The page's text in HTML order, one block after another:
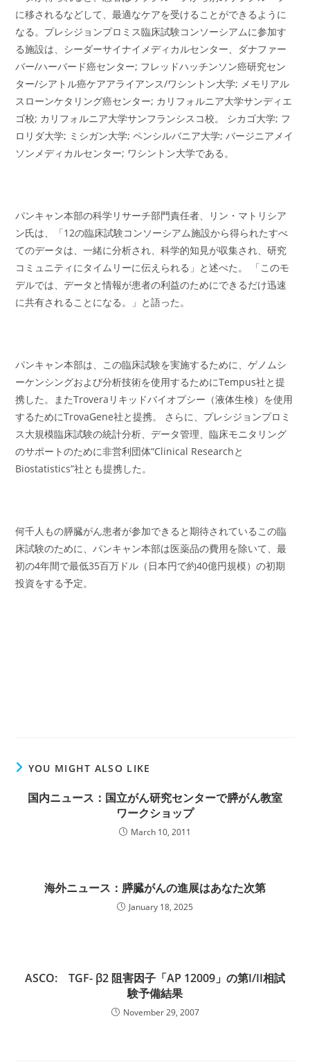
に移されるなどして、最適なケアを受けることができるように
なる。プレシジョンプロミス臨床試験コンソーシアムに参加す
る施設は、シーダーサイナイメディカルセンター、ダナファー
バー/ハーバード癌センター; フレッドハッチンソン癌研究セン
ター/シアトル癌ケアアライアンス/ワシントン大学; メモリアル
スローンケタリング癌センター; カリフォルニア大学サンディエ
ゴ校; カリフォルニア大学サンフランシスコ校。 シカゴ大学; フ
ロリダ大学; ミシガン大学; ペンシルバニア大学; バージニアメイ
ソンメディカルセンター; ワシントン大学である。
パンキャン本部の科学リサーチ部門責任者、リン・マトリシア
ン氏は、「12の臨床試験コンソーシアム施設から得られたすべ
てのデータは、一緒に分析され、科学的知見が収集され、研究
コミュニティにタイムリーに伝えられる」と述べた。 「このモ
デルでは、データと情報が患者の利益のためにできるだけ迅速
に共有されることになる。」と語った。
パンキャン本部は、この臨床試験を実施するために、ゲノムシ
ーケンシングおよび分析技術を使用するためにTempus社と提
携した。またTroveraリキッドバイオプシー（液体生検）を使用
するためにTrovaGene社と提携。 さらに、プレシジョンプロミ
ス大規模臨床試験の統計分析、データ管理、臨床モニタリング
のサポートのために非営利団体“Clinical Researchと
Biostatistics”社とも提携した。
何千人もの膵臓がん患者が参加できると期待されているこの臨
床試験のために、パンキャン本部は医薬品の費用を除いて、最
初の4年間で最低35百万ドル（日本円で約40億円規模）の初期
投資をする予定。
YOU MIGHT ALSO LIKE
国内ニュース：国立がん研究センターで膵がん教室
ワークショップ
March 10, 2011
海外ニュース：膵臓がんの進展はあなた次第
January 18, 2025
ASCO: TGF- β2 阻害因子「AP 12009」の第I/II相試
験予備結果
November 29, 2007